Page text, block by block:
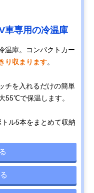
車専用の冷温庫
温庫。コンパクトカー
り収まります。
チを入れるだけの簡単
55℃で保温します。
ル5本をまとめて収納